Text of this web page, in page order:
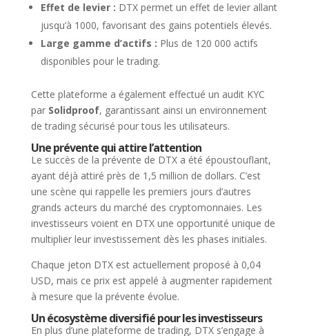
Effet de levier : DTX permet un effet de levier allant
jusqu’à 1000, favorisant des gains potentiels élevés.
Large gamme d’actifs : Plus de 120 000 actifs
disponibles pour le trading.
Cette plateforme a également effectué un audit KYC
par Solidproof, garantissant ainsi un environnement
de trading sécurisé pour tous les utilisateurs.
Une prévente qui attire l’attention
Le succès de la prévente de DTX a été époustouflant,
ayant déjà attiré près de 1,5 million de dollars. C’est
une scène qui rappelle les premiers jours d’autres
grands acteurs du marché des cryptomonnaies. Les
investisseurs voient en DTX une opportunité unique de
multiplier leur investissement dès les phases initiales.
Chaque jeton DTX est actuellement proposé à 0,04
USD, mais ce prix est appelé à augmenter rapidement
à mesure que la prévente évolue.
Un écosystème diversifié pour les investisseurs
En plus d’une plateforme de trading, DTX s’engage à